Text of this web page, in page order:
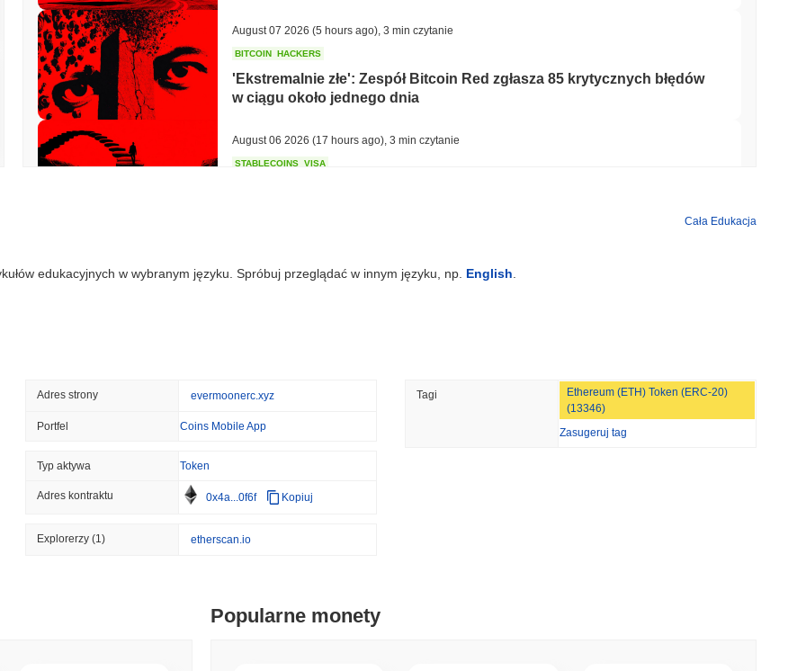
August 07 2026 (5 hours ago) 3 min czytanie
BITCOIN HACKERS
'Ekstremalnie złe': Zespół Bitcoin Red zgłasza 85 krytycznych błędów
w ciągu około jednego dnia
August 06 2026 (17 hours ago) 3 min czytanie
STABLECOINS VISA
CRYPTO REGULATIONS TRADING
Cloudflare przekazuje agentom AI portfel stablecoin do płatności za
API
BITCOIN HACKERS
przewyższyli jego zespół
Najwięksi gracze na Wall Street zabezpieczają teraz blockchain Arc
Cała Edukacja
edukacyjnych w wybranym języku. Spróbuj przeglądać w innym języku, np. English
Adres strony evermoonerc.xyz
Portfel Coins Mobile App
Typ aktywa Token
Adres kontraktu 0x4a...0f6f Kopiuj
Explorerzy(1) etherscan.io
Tagi
Ethereum (ETH) Token (ERC-20)
(13346)
Zasugeruj tag
Popularne monety